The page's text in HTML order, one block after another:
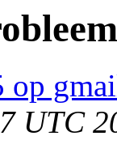
op
UTC